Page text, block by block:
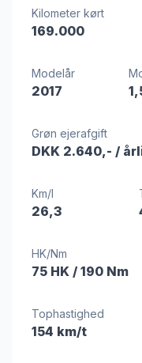
Kilometer kørt
169.000
Modelår
2017
Grøn ejerafgift
DKK 2.640,- /
Km/l
26,3
HK/Nm
75 HK / 190 Nm
Tophastighed
154 km/t